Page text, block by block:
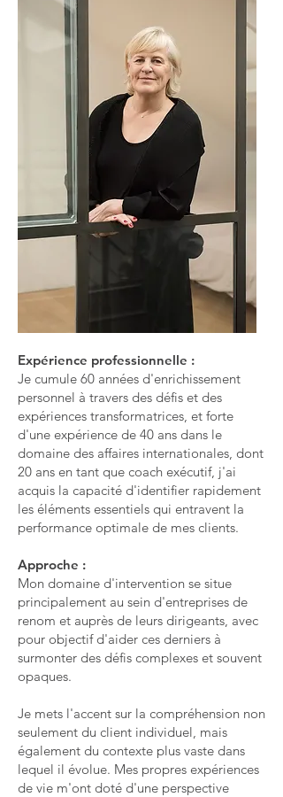
Expérience professionnelle :
Je cumule 60 années d'enrichissement
personnel à travers des défis et des
expériences transformatrices, et forte
d'une expérience de 40 ans dans le
domaine des affaires internationales, dont
20 ans en tant que coach exécutif, j'ai
acquis la capacité d'identifier rapidement
les éléments essentiels qui entravent la
performance optimale de mes clients.
Approche :
Mon domaine d'intervention se situe
principalement au sein d'entreprises de
renom et auprès de leurs dirigeants, avec
pour objectif d'aider ces derniers à
surmonter des défis complexes et souvent
opaques.
Je mets l'accent sur la compréhension non
seulement du client individuel, mais
également du contexte plus vaste dans
lequel il évolue. Mes propres expériences
de vie m'ont doté d'une perspective